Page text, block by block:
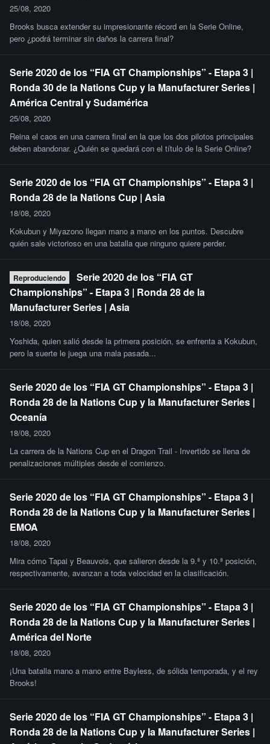
25/08, 2020
Brooks busca extender su impresionante récord en la Serie Online,
pero ¿podrá terminar sin daños la carrera final?
Serie 2020 de los “FIA GT Championships” - Etapa 3 |
Ronda 30 de la Nations Cup y la Manufacturer Series |
América Central y Sudamérica
25/08, 2020
Reina el caos en una carrera final en la que los dos pilotos principales
deben abandonar. ¿Quién se quedará con el título de la Serie Online?
Serie 2020 de los “FIA GT Championships” - Etapa 3 |
Ronda 28 de la Nations Cup | Asia
18/08, 2020
Kokubun y Miyazono llegan mano a mano en los puntos. Descubre
quién sale victorioso en una batalla que ninguno quiere perder.
Reproduciendo
Serie 2020 de los “FIA GT
Championships” - Etapa 3 | Ronda 28 de la
Manufacturer Series | Asia
18/08, 2020
Yoshida, quien salió desde la primera posición, se enfrenta a Kokubun,
pero la suerte le juega una mala pasada...
Serie 2020 de los “FIA GT Championships” - Etapa 3 |
Ronda 28 de la Nations Cup y la Manufacturer Series |
Oceanía
18/08, 2020
La carrera de la Nations Cup en el Dragon Trail - Invertido se llena de
penalizaciones múltiples desde el comienzo.
Serie 2020 de los “FIA GT Championships” - Etapa 3 |
Ronda 28 de la Nations Cup y la Manufacturer Series |
EMOA
18/08, 2020
Mira cómo Tapai y Beauvois, que salieron desde la 9.ª y 10.ª posición,
respectivamente, avanzan a toda velocidad en la clasificación.
Serie 2020 de los “FIA GT Championships” - Etapa 3 |
Ronda 28 de la Nations Cup y la Manufacturer Series |
América del Norte
18/08, 2020
¡Una batalla mano a mano entre Bayless, de sólida temporada, y el rey
Brooks!
Serie 2020 de los “FIA GT Championships” - Etapa 3 |
Ronda 28 de la Nations Cup y la Manufacturer Series |